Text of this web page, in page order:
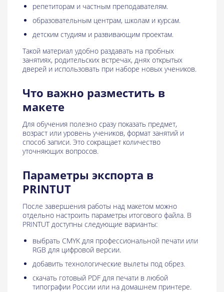
репетиторам и частным преподавателям.
образовательным центрам, школам и курсам.
детским студиям и развивающим проектам.
Такой материал удобно раздавать на пробных
занятиях, родительских встречах, днях открытых
дверей и использовать при наборе новых учеников.
Что важно разместить в
макете
Для обучения полезно сразу показать предмет,
возраст или уровень учеников, формат занятий и
способ записи. Это сокращает количество
уточняющих вопросов.
Параметры экспорта в
PRINTUT
После завершения работы над макетом можно
отдельно настроить параметры итогового файла. В
PRINTUT доступны следующие варианты:
выбрать CMYK для профессиональной печати или
RGB для цифровой версии.
добавить технологические вылеты под обрез.
скачать готовый PDF для печати в любой
типографии России или на домашнем принтере.